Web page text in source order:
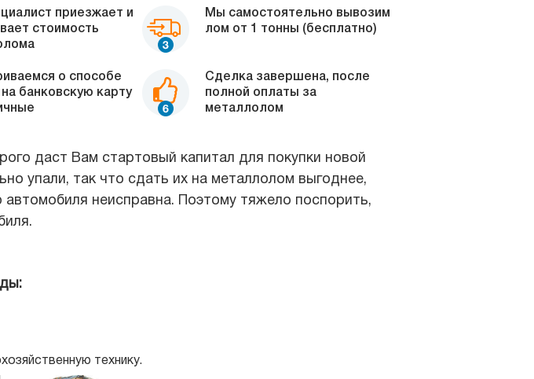
приезжает и
стоимость
Мы самостоятельно вывозим
лом от 1 тонны (бесплатно)
о способе
банковскую карту
Сделка завершена, после
полной оплаты за
металлолом
даст Вам стартовый капитал для покупки новой
упали, так что сдать их на металлолом выгоднее,
автомобиля неисправна. Поэтому тяжело поспорить,
технику.